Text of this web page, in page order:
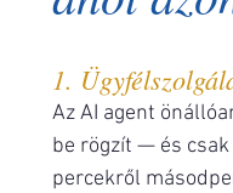
1.
Az AI agent
be rögzít — és
percekről